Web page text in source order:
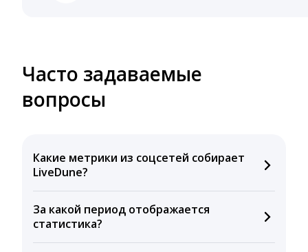
Часто задаваемые
вопросы
Какие метрики из соцсетей собирает
LiveDune?
комментариев, кликов, репостов, охватов и
динамике числа подписчиков. Рекомендуем время
За какой период отображается
статистика?